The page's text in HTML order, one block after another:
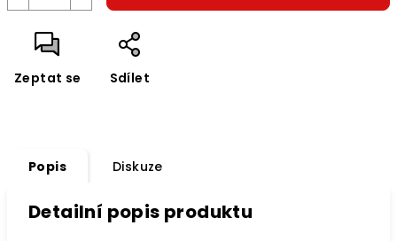
Zeptat se Sdílet
Popis Diskuze
Detailní popis produktu